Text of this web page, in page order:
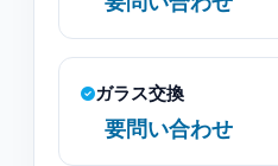
ガラス交換
要問い合わせ